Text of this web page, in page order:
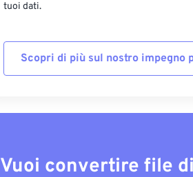
tuoi dati.
Scopri di più sul nostro impegno
Vuoi convertire file